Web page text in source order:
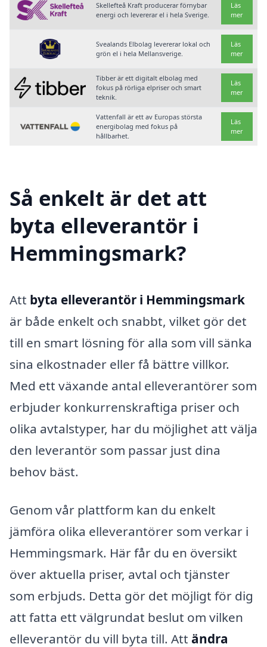
Skellefteå Kraft producerar förnybar
energi och levererar el i hela Sverige.
Läs
mer
Svealands Elbolag levererar lokal och
grön el i hela Mellansverige.
Läs
mer
Tibber är ett digitalt elbolag med
fokus på rörliga elpriser och smart
teknik.
Läs
mer
Vattenfall är ett av Europas största
energibolag med fokus på
hållbarhet.
Läs
mer
Så enkelt är det att
byta elleverantör i
Hemmingsmark?
Att byta elleverantör i Hemmingsmark
är både enkelt och snabbt, vilket gör det
till en smart lösning för alla som vill sänka
sina elkostnader eller få bättre villkor.
Med ett växande antal elleverantörer som
erbjuder konkurrenskraftiga priser och
olika avtalstyper, har du möjlighet att välja
den leverantör som passar just dina
behov bäst.
Genom vår plattform kan du enkelt
jämföra olika elleverantörer som verkar i
Hemmingsmark. Här får du en översikt
över aktuella priser, avtal och tjänster
som erbjuds. Detta gör det möjligt för dig
att fatta ett välgrundat beslut om vilken
elleverantör du vill byta till. Att ändra